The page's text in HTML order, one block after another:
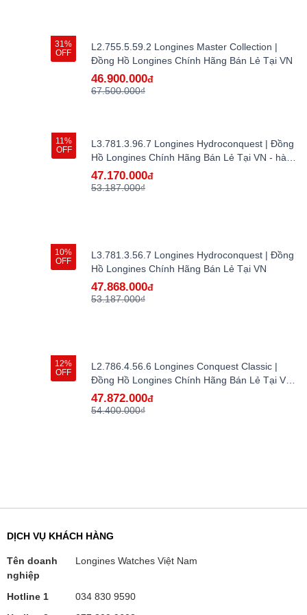
31%
OFF
L2.755.5.59.2 Longines Master Collection |
Đồng Hồ Longines Chính Hãng Bán Lẻ Tại VN
46.900.000đ
67.500.000₫
11%
OFF
L3.781.3.96.7 Longines Hydroconquest | Đồng
Hồ Longines Chính Hãng Bán Lẻ Tại VN - hàng
lướt
47.170.000đ
53.187.000₫
10%
OFF
L3.781.3.56.7 Longines Hydroconquest | Đồng
Hồ Longines Chính Hãng Bán Lẻ Tại VN
47.868.000đ
53.187.000₫
12%
OFF
L2.786.4.56.6 Longines Conquest Classic |
Đồng Hồ Longines Chính Hãng Bán Lẻ Tại VN -
hàng lướt
47.872.000đ
54.400.000₫
DỊCH VỤ KHÁCH HÀNG
Tên doanh
nghiệp
Longines Watches Việt Nam
Hotline 1
034 830 9590